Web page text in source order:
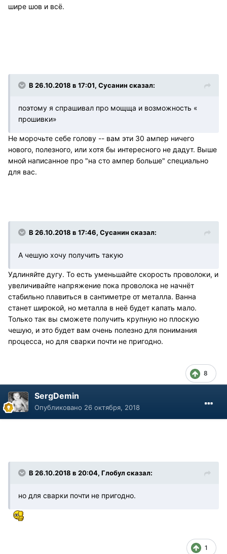
шире шов и всё.
В 26.10.2018 в 17:01, Сусанин сказал:
поэтому я спрашивал про мощща и возможность «
прошивки»
Не морочьте себе голову -- вам эти 30 ампер ничего
нового, полезного, или хотя бы интересного не дадут. Выше
мной написанное про "на сто ампер больше" специально
для вас.
В 26.10.2018 в 17:46, Сусанин сказал:
А чешую хочу получить такую
Удлиняйте дугу. То есть уменьшайте скорость проволоки, и
увеличивайте напряжение пока проволока не начнёт
стабильно плавиться в сантиметре от металла. Ванна
станет широкой, но металла в неё будет капать мало.
Только так вы сможете получить крупную но плоскую
чешую, и это будет вам очень полезно для понимания
процесса, но для сварки почти не пригодно.
8
SergDemin
Опубликовано 26 октября, 2018
В 26.10.2018 в 20:04, Глобул сказал:
но для сварки почти не пригодно.
1